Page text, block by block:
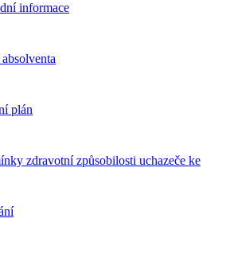
informace
plán
zdravotní způsobilosti uchazeče ke